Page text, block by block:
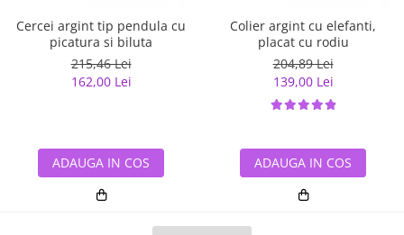
Cercei argint tip pendula cu
picatura si biluta
215,46 Lei
162,00 Lei
ADAUGA IN COS
Colier argint cu elefanti,
placat cu rodiu
204,89 Lei
139,00 Lei
ADAUGA IN COS